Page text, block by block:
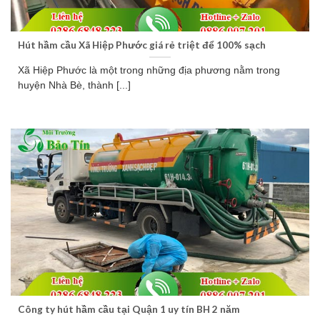
Hút hầm cầu Xã Hiệp Phước giá rẻ triệt để 100% sạch
Xã Hiệp Phước là một trong những địa phương nằm trong
huyện Nhà Bè, thành [...]
Công ty hút hầm cầu tại Quận 1 uy tín BH 2 năm